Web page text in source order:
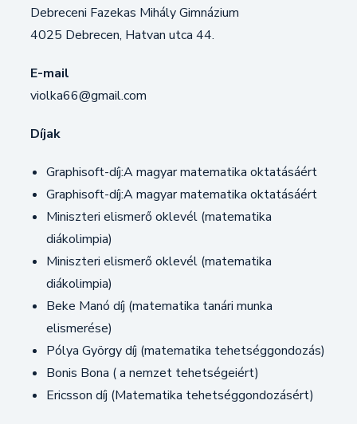
Debreceni Fazekas Mihály Gimnázium
4025 Debrecen, Hatvan utca 44.
E-mail
violka66@gmail.com
Díjak
Graphisoft-díj:A magyar matematika oktatásáért
Graphisoft-díj:A magyar matematika oktatásáért
Miniszteri elismerő oklevél (matematika
diákolimpia)
Miniszteri elismerő oklevél (matematika
diákolimpia)
Beke Manó díj (matematika tanári munka
elismerése)
Pólya György díj (matematika tehetséggondozás)
Bonis Bona ( a nemzet tehetségeiért)
Ericsson díj (Matematika tehetséggondozásért)